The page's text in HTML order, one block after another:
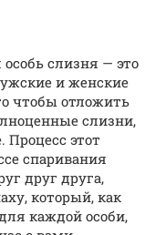
слизня — это
и женские
чтобы отложить
слизни,
Процесс этот
спаривания
друг друга,
который, как
каждой особи,